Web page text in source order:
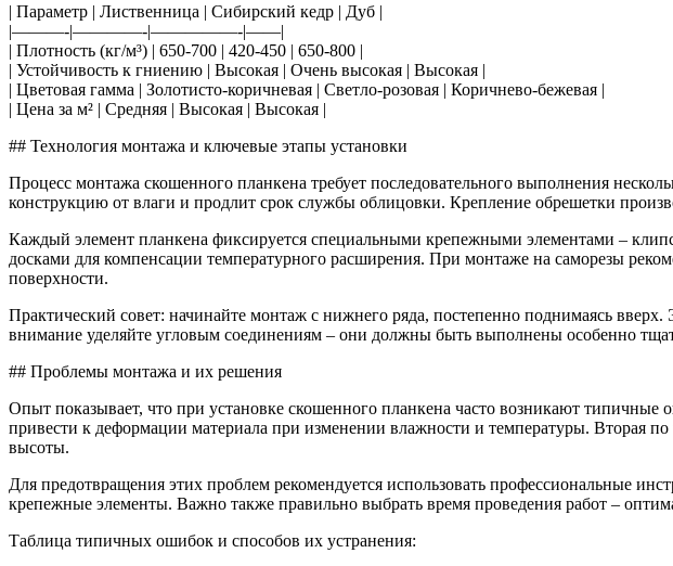
| Параметр | Лиственница | Сибирский кедр | Дуб |
|———-|————-|—————-|——|
| Плотность (кг/м³) | 650-700 | 420-450 | 650-800 |
| Устойчивость к гниению | Высокая | Очень высокая | Высокая |
| Цветовая гамма | Золотисто-коричневая | Светло-розовая | Коричнево-бежевая |
| Цена за м² | Средняя | Высокая | Высокая |
## Технология монтажа и ключевые этапы установки
Процесс монтажа скошенного планкена требует последовательного выполнения
конструкцию от влаги и продлит срок службы облицовки. Крепление обрешетки
Каждый элемент планкена фиксируется специальными крепежными элементами –
досками для компенсации температурного расширения. При монтаже на саморезы
поверхности.
Практический совет: начинайте монтаж с нижнего ряда, постепенно поднимаясь
внимание уделяйте угловым соединениям – они должны быть выполнены особенно
## Проблемы монтажа и их решения
Опыт показывает, что при установке скошенного планкена часто возникают
привести к деформации материала при изменении влажности и температуры. Вторая
высоты.
Для предотвращения этих проблем рекомендуется использовать профессиональные
крепежные элементы. Важно также правильно выбрать время проведения работ –
Таблица типичных ошибок и способов их устранения: